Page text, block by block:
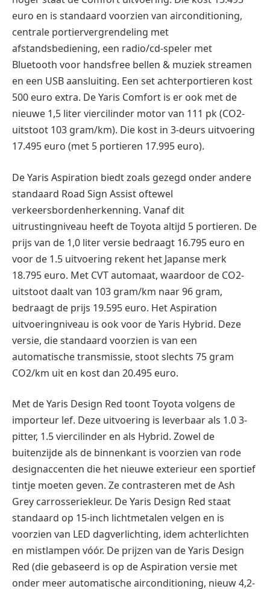
euro en is standaard voorzien van airconditioning,
centrale portiervergrendeling met
afstandsbediening, een radio/cd-speler met
Bluetooth voor handsfree bellen & muziek streamen
en een USB aansluiting. Een set achterportieren kost
500 euro extra. De Yaris Comfort is er ook met de
nieuwe 1,5 liter viercilinder motor van 111 pk (CO2-
uitstoot 103 gram/km). Die kost in 3-deurs uitvoering
17.495 euro (met 5 portieren 17.995 euro).
De Yaris Aspiration biedt zoals gezegd onder andere
standaard Road Sign Assist oftewel
verkeersbordenherkenning. Vanaf dit
uitrustingniveau heeft de Toyota altijd 5 portieren. De
prijs van de 1,0 liter versie bedraagt 16.795 euro en
voor de 1.5 uitvoering rekent het Japanse merk
18.795 euro. Met CVT automaat, waardoor de CO2-
uitstoot daalt van 103 gram/km naar 96 gram,
bedraagt de prijs 19.595 euro. Het Aspiration
uitvoeringniveau is ook voor de Yaris Hybrid. Deze
versie, die standaard voorzien is van een
automatische transmissie, stoot slechts 75 gram
CO2/km uit en kost dan 20.495 euro.
Met de Yaris Design Red toont Toyota volgens de
importeur lef. Deze uitvoering is leverbaar als 1.0 3-
pitter, 1.5 viercilinder en als Hybrid. Zowel de
buitenzijde als de binnenkant is voorzien van rode
designaccenten die het nieuwe exterieur een sportief
tintje moeten geven. Ze contrasteren met de Ash
Grey carrosseriekleur. De Yaris Design Red staat
standaard op 15-inch lichtmetalen velgen en is
voorzien van LED dagverlichting, idem achterlichten
en mistlampen vóór. De prijzen van de Yaris Design
Red (die gebaseerd is op de Aspiration versie met
onder meer automatische airconditioning, nieuw 4,2-